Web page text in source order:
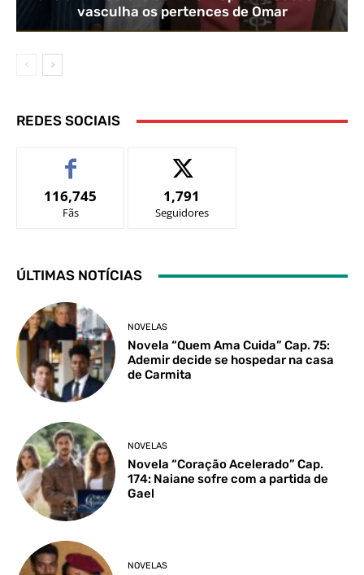
vasculha os pertences de Omar
REDES SOCIAIS
116,745
Fãs
1,791
Seguidores
ÚLTIMAS NOTÍCIAS
NOVELAS
Novela “Quem Ama Cuida” Cap. 75:
Ademir decide se hospedar na casa
de Carmita
NOVELAS
Novela “Coração Acelerado” Cap.
174: Naiane sofre com a partida de
Gael
NOVELAS